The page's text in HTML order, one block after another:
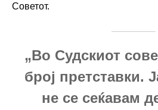
Советот.
„Во Судскиот
број претставки.
не се сеќавам